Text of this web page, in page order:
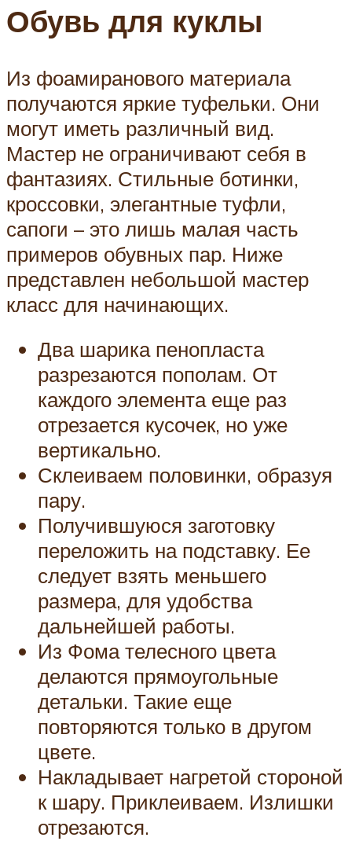
Обувь для куклы
Из фоамиранового материала
получаются яркие туфельки. Они
могут иметь различный вид.
Мастер не ограничивают себя в
фантазиях. Стильные ботинки,
кроссовки, элегантные туфли,
сапоги – это лишь малая часть
примеров обувных пар. Ниже
представлен небольшой мастер
класс для начинающих.
Два шарика пенопласта
разрезаются пополам. От
каждого элемента еще раз
отрезается кусочек, но уже
вертикально.
Склеиваем половинки, образуя
пару.
Получившуюся заготовку
переложить на подставку. Ее
следует взять меньшего
размера, для удобства
дальнейшей работы.
Из Фома телесного цвета
делаются прямоугольные
детальки. Такие еще
повторяются только в другом
цвете.
Накладывает нагретой стороной
к шару. Приклеиваем. Излишки
отрезаются.